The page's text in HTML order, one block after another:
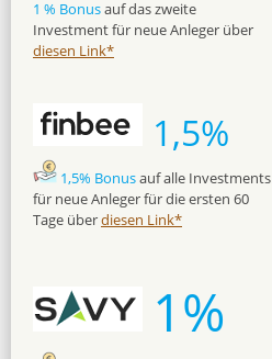
1 % Bonusauf das zweite
Investment für neue Anleger über
diesen Link*
1,5%
1,5% Bonusauf alle Investments
für neue Anleger für die ersten 60
Tage überdiesen Link*
1%